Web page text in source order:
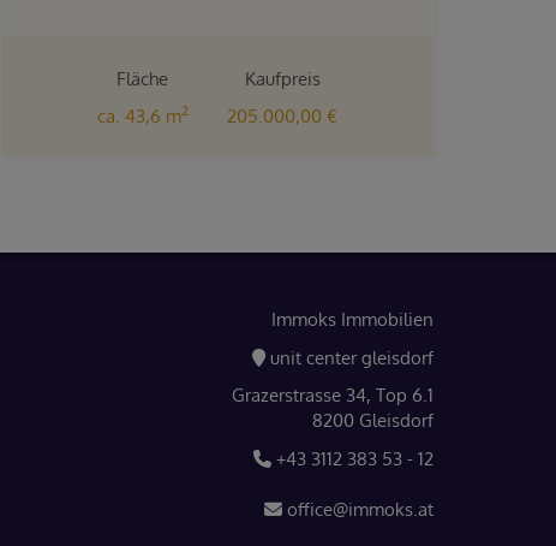
Fläche
ca. 43,6 m2
Kaufpreis
205.000,00 €
Immoks Immobilien
unit center gleisdorf
Grazerstrasse 34, Top 6.1
8200 Gleisdorf
+43 3112 383 53 - 12
office@immoks.at